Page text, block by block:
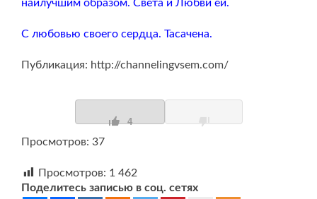
наилучшим образом. Света и Любви ей.
С любовью своего сердца. Тасачена.
Публикация: http://channelingvsem.com/
4
Просмотров: 37
Просмотров: 1 462
Поделитесь записью в соц. сетях